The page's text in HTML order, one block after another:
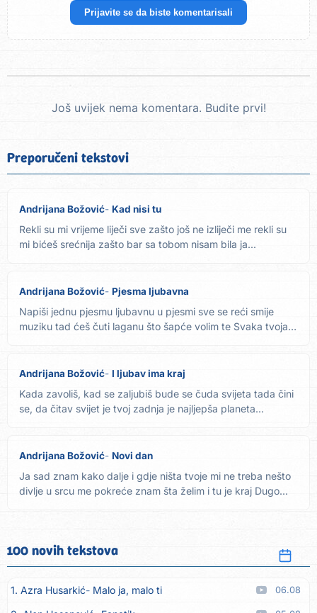
Prijavite se da biste komentarisali
Još uvijek nema komentara. Budite prvi!
Preporučeni tekstovi
Andrijana Božović Kad nisi tu
Rekli su mi vrijeme liječi sve zašto još ne izliječi me rekli su
mi bićeš srećnija zašto bar sa tobom nisam bila ja...
Andrijana Božović Pjesma ljubavna
Napiši jednu pjesmu ljubavnu u pjesmi sve se reći smije
muziku tad ćeš čuti laganu što šapće volim te Svaka tvoja
Andrijana Božović I ljubav ima kraj
Kada zavoliš, kad se zaljubiš bude se čuda svijeta tada čini
se, da čitav svijet je tvoj zadnja je najljepša planeta...
Andrijana Božović Novi dan
Ja sad znam kako dalje i gdje ništa tvoje mi ne treba nešto
divlje u srcu me pokreće znam šta želim i tu je kraj Dugo...
100 novih tekstova
1. Azra Husarkić Malo ja, malo ti 06.08